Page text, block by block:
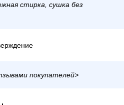
стирка, сушка без
покупателей>